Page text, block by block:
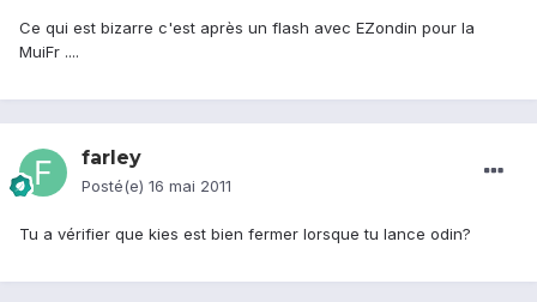
Ce qui est bizarre c'est après un flash avec EZondin pour la
MuiFr ....
farley
Posté(e) 16 mai 2011
Tu a vérifier que kies est bien fermer lorsque tu lance odin?